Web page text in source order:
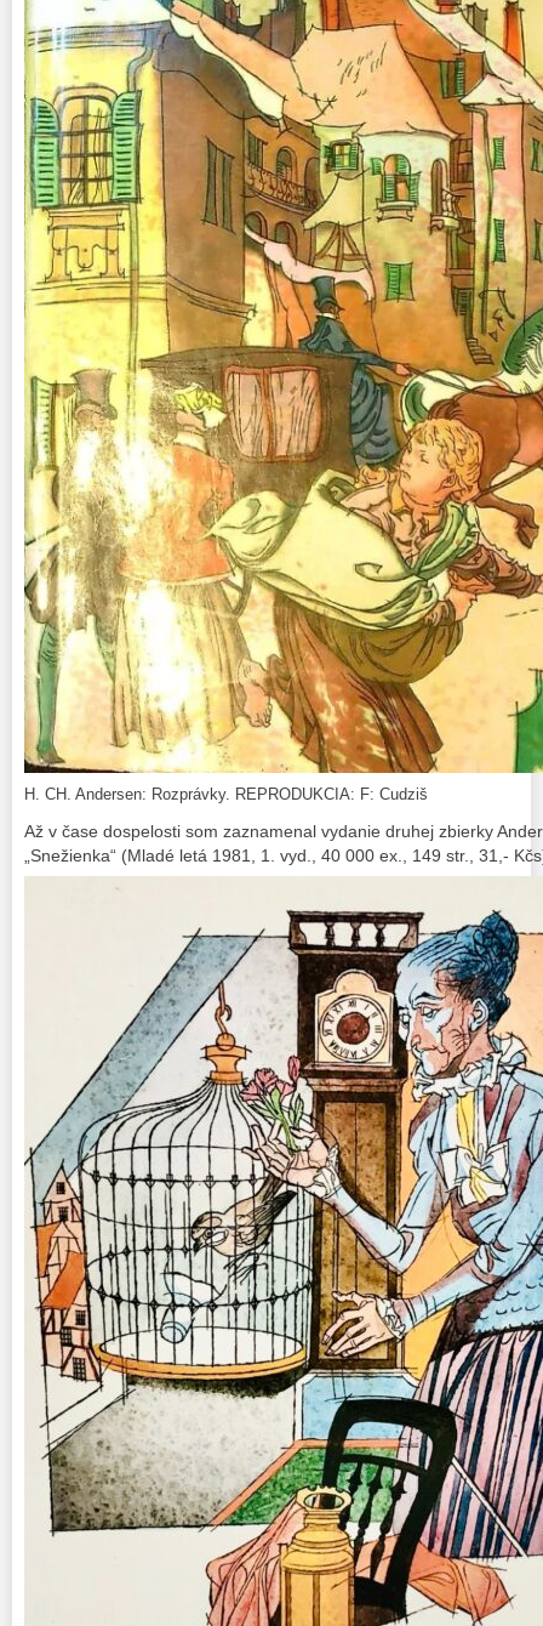
H. CH. Andersen: Rozprávky. REPRODUKCIA: F: Cudziš
Až v čase dospelosti som zaznamenal vydanie druhej zbierky
„Snežienka“ (Mladé letá 1981, 1. vyd., 40 000 ex., 149 str., 31,-